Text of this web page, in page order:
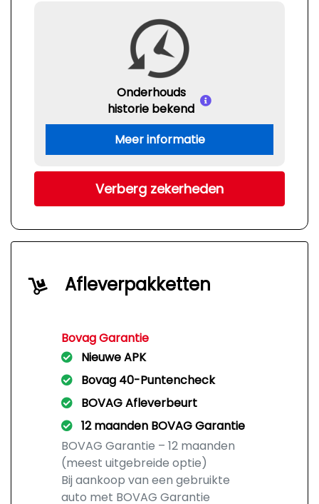
Onderhouds
historie bekend
Meer informatie
Verberg zekerheden
Afleverpakketten
Bovag Garantie
Nieuwe APK
Bovag 40-Puntencheck
BOVAG Afleverbeurt
12 maanden BOVAG Garantie
BOVAG Garantie – 12 maanden
(meest uitgebreide optie)
Bij aankoop van een gebruikte
auto met BOVAG Garantie